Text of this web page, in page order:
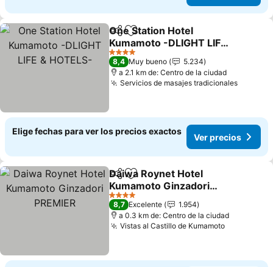
CompartirAgregar a favoritos
One Station Hotel
Kumamoto -DLIGHT LIFE
& HOTELS-
4 Estrellas
8,4 Muy bueno
5.234
a 2.1 km de: Centro de la ciudad
Servicios de masajes tradicionales
Elige fechas para ver los precios exactos
Ver precios
CompartirAgregar a favoritos
Daiwa Roynet Hotel
Kumamoto Ginzadori
PREMIER
4 Estrellas
8,7 Excelente
1.954
a 0.3 km de: Centro de la ciudad
Vistas al Castillo de Kumamoto